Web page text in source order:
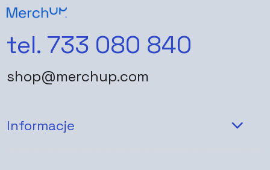
tel. 733 080 840
shop@merchup.com
Informacje